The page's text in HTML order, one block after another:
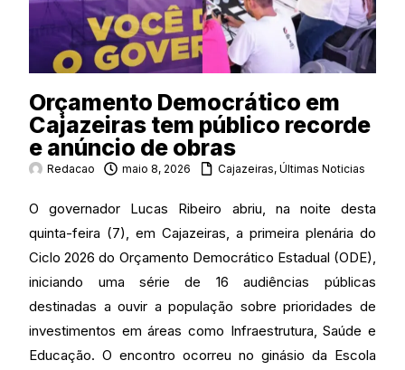
Orçamento Democrático em
Cajazeiras tem público recorde
e anúncio de obras
Redacao maio 8, 2026 Cajazeiras,Últimas Noticias
O governador Lucas Ribeiro abriu, na noite desta
quinta-feira (7), em Cajazeiras, a primeira plenária do
Ciclo 2026 do Orçamento Democrático Estadual (ODE),
iniciando uma série de 16 audiências públicas
destinadas a ouvir a população sobre prioridades de
investimentos em áreas como Infraestrutura, Saúde e
Educação. O encontro ocorreu no ginásio da Escola